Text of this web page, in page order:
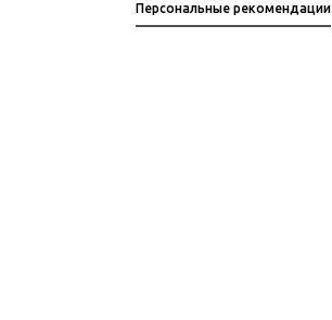
Персональные рекомендации